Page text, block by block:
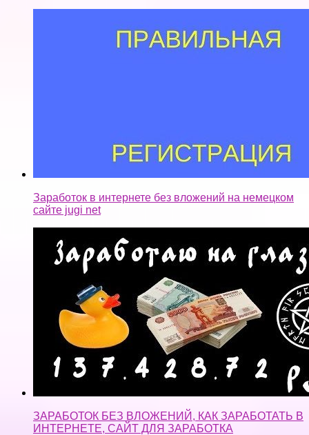
Заработок в интернете без вложений на немецком
сайте jugi net
ЗАРАБОТОК БЕЗ ВЛОЖЕНИЙ, КАК ЗАРАБОТАТЬ В
ИНТЕРНЕТЕ, САЙТ ДЛЯ ЗАРАБОТКА